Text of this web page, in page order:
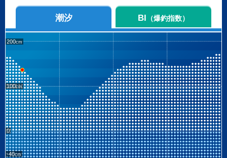
潮汐 BI （爆釣指数）
200
100
0
-40